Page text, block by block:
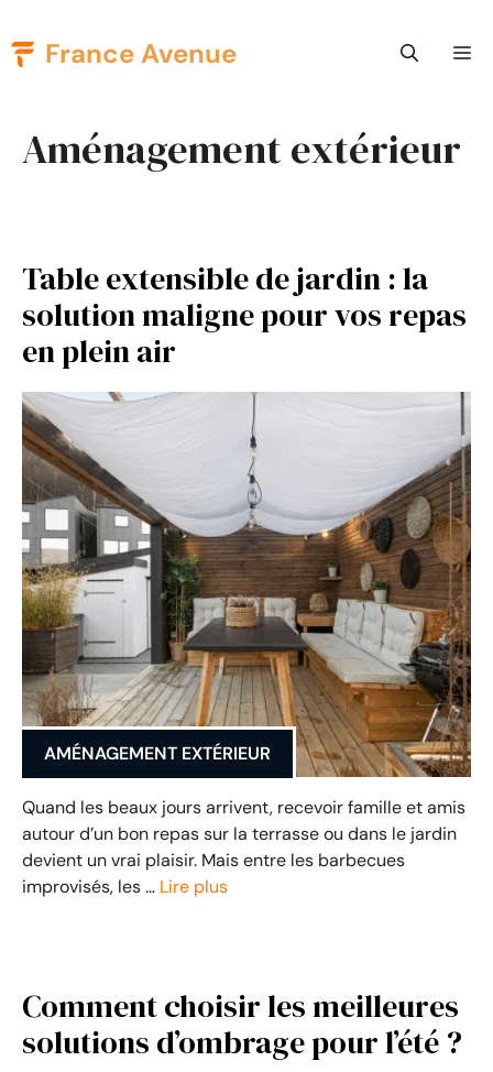
Aller
au
France Avenue
Aménagement extérieur
Table extensible de jardin : la
solution maligne pour vos repas
en plein air
AMÉNAGEMENT EXTÉRIEUR
Quand les beaux jours arrivent, recevoir famille et amis
autour d’un bon repas sur la terrasse ou dans le jardin
devient un vrai plaisir. Mais entre les barbecues
improvisés, les … Lire plus
Comment choisir les meilleures
solutions d’ombrage pour l’été ?